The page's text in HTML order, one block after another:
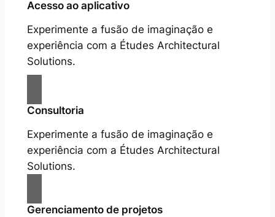
Acesso ao aplicativo
Experimente a fusão de imaginação e
experiência com a Études Architectural
Solutions.
Consultoria
Experimente a fusão de imaginação e
experiência com a Études Architectural
Solutions.
Gerenciamento de projetos